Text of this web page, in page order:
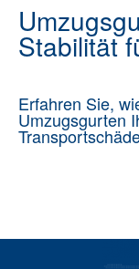
Stabilität
Erfahren Sie,
Umzugsgurten